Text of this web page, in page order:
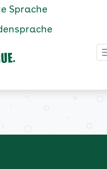
Service-
Sprache